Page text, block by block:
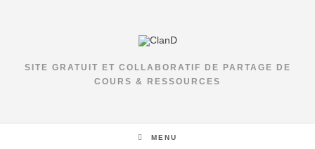
SITE GRATUIT ET COLLABORATIF DE PARTAGE DE
COURS & RESSOURCES
MENU